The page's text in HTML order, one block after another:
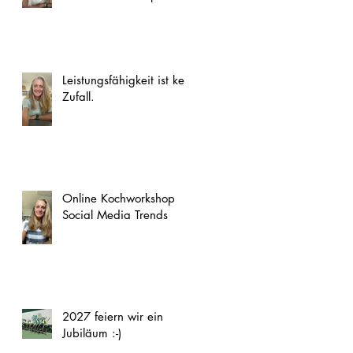
Leistungsfähigkeit ist kein
Zufall.
Online Kochworkshop
Social Media Trends
2027 feiern wir ein
Jubiläum :-)